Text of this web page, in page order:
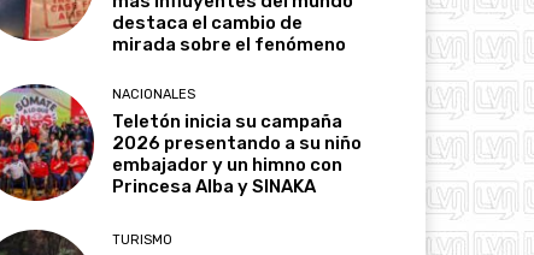
destaca el cambio de
mirada sobre el fenómeno
NACIONALES
Teletón inicia su campaña
2026 presentando a su niño
embajador y un himno con
Princesa Alba y SINAKA
TURISMO